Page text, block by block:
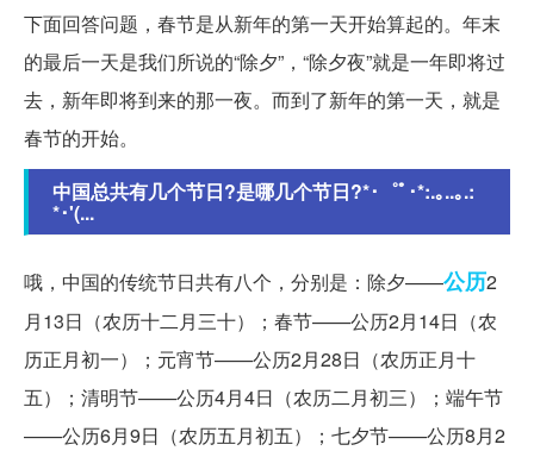
下面回答问题，春节是从新年的第一天开始算起的。年末
的最后一天是我们所说的“除夕”，“除夕夜”就是一年即将过
去，新年即将到来的那一夜。而到了新年的第一天，就是
春节的开始。
中国总共有几个节日?是哪几个节日?*･゜ﾟ･*:.｡..｡.:
*･'(...
哦，中国的传统节日共有八个，分别是：除夕——公历2
月13日（农历十二月三十）；春节——公历2月14日（农
历正月初一）；元宵节——公历2月28日（农历正月十
五）；清明节——公历4月4日（农历二月初三）；端午节
——公历6月9日（农历五月初五）；七夕节——公历8月2